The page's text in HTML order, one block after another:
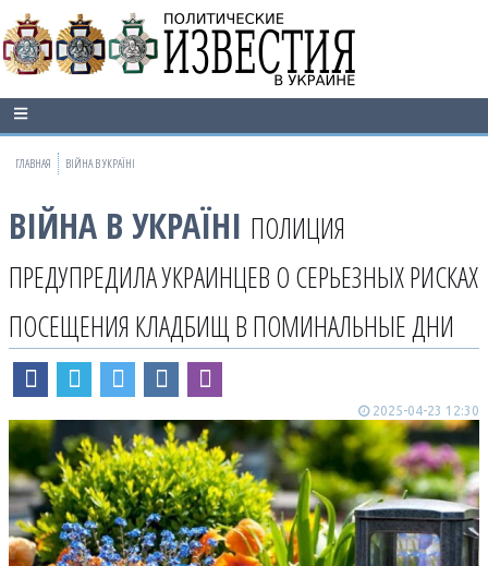
ГЛАВНАЯ ВІЙНА В УКРАЇНІ
ВІЙНА В УКРАЇНІ ПОЛИЦИЯ
ПРЕДУПРЕДИЛА УКРАИНЦЕВ О СЕРЬЕЗНЫХ РИСКАХ
ПОСЕЩЕНИЯ КЛАДБИЩ В ПОМИНАЛЬНЫЕ ДНИ
2025-04-23 12:30